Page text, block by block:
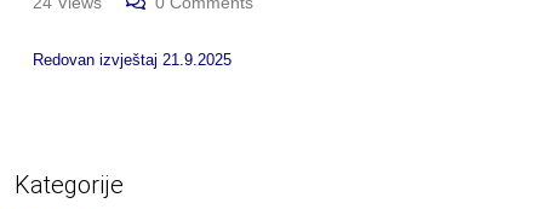
Redovan izvještaj 21.9.2025
Kategorije